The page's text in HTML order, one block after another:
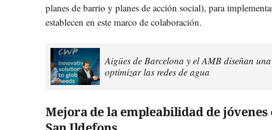
planes de barrio y planes de acción social), para
establecen en este marco de colaboración.
Aigües de Barcelona y el AMB diseñan
optimizar las redes de agua
Mejora de la empleabilidad de